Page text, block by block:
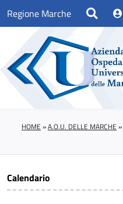
Regione Marche
HOME »A.O.U. DELLE MARCHE »
Calendario